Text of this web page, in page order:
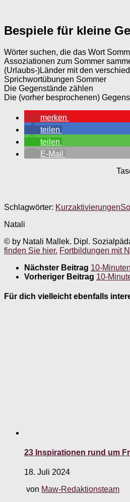
Bespiele für kleine
Wörter suchen, die das Wort
Assoziationen zum Sommer
(Urlaubs-)Länder mit den
Sprichwortübungen Sommer
Die Gegenstände zählen
Die (vorher besprochenen)
merken
teilen
teilen
E-Mail
Schlagwörter: Kurzaktivierungen
Natali
© by Natali Mallek. Dipl.
finden Sie hier. Fortbildungen mit
Nächster Beitrag 10-
Vorheriger Beitrag 10-
Für dich vielleicht ebenfalls
23 Inspirationen rund um
18. Juli 2024
von Maw-Redaktionsteam